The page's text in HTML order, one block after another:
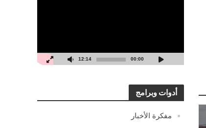
00:00
12:14
أدوات وبرامج
مفكرة الأخبار